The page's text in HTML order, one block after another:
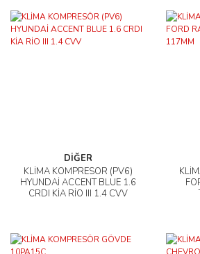
DİĞER
KLİMA KOMPRESÖR (PV6)
HYUNDAİ ACCENT BLUE 1.6
CRDI KİA RİO III 1.4 CVV